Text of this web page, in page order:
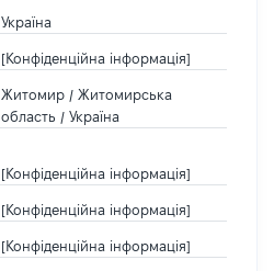
Україна
[Конфіденційна інформація]
Житомир / Житомирська
область / Україна
[Конфіденційна інформація]
[Конфіденційна інформація]
[Конфіденційна інформація]